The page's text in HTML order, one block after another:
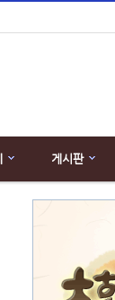
게시판